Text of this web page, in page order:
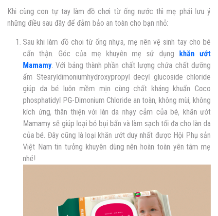
Khi cùng con tự tay làm đồ chơi từ ống nước thì mẹ phải lưu ý
những điều sau đây để đảm bảo an toàn cho bạn nhỏ:
Sau khi làm đồ chơi từ ống nhựa, mẹ nên vệ sinh tay cho bé
cẩn thận. Góc của mẹ khuyên mẹ sử dụng
khăn ướt
Mamamy . Với bảng thành phần chất lượng chứa chất dưỡng
ẩm Stearyldimoniumhydroxypropyl decyl glucoside chloride
giúp da bé luôn mềm mịn cùng chất kháng khuẩn Coco
phosphatidyl PG-Dimonium Chloride an toàn, không mùi, không
kích ứng, thân thiện với làn da nhạy cảm của bé, khăn ướt
Mamamy sẽ giúp loại bỏ bụi bẩn và làm sạch tối đa cho làn da
của bé. Đây cũng là loại khăn ướt duy nhất được Hội Phụ sản
Việt Nam tin tưởng khuyên dùng nên hoàn toàn yên tâm mẹ
nhé!